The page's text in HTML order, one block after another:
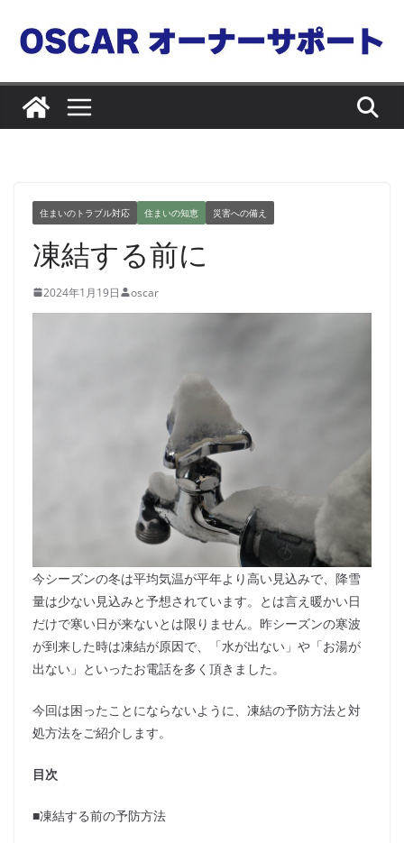
ン
住まいのトラブル対応 住まいの知恵 災害への備え
凍結する前に
2024年1月19日 oscar
今シーズンの冬は平均気温が平年より高い見込みで、降雪
量は少ない見込みと予想されています。とは言え暖かい日
だけで寒い日が来ないとは限りません。昨シーズンの寒波
が到来した時は凍結が原因で、「水が出ない」や「お湯が
出ない」といったお電話を多く頂きました。
今回は困ったことにならないように、凍結の予防方法と対
処方法をご紹介します。
目次
■凍結する前の予防方法